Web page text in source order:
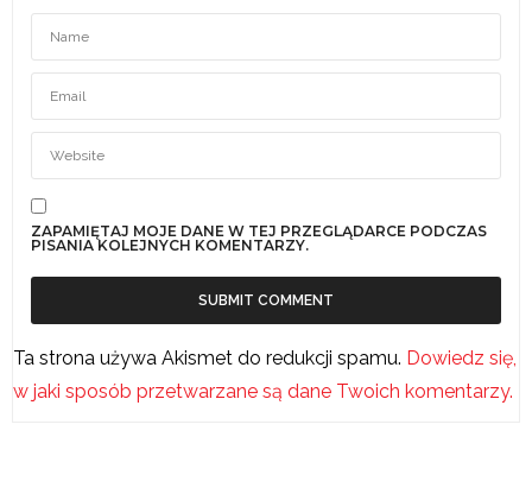
ZAPAMIĘTAJ MOJE DANE W TEJ PRZEGLĄDARCE PODCZAS
PISANIA KOLEJNYCH KOMENTARZY.
Ta strona używa Akismet do redukcji spamu. Dowiedz się,
w jaki sposób przetwarzane są dane Twoich komentarzy.